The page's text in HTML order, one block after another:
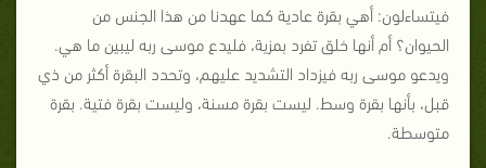
فيتساءلون: أهي بقرة عادية كما عهدنا من هذا الجنس من
الحيوان؟ أم أنها خلق تفرد بمزية، فليدع موسى ربه ليبين ما هي.
ويدعو موسى ربه فيزداد التشديد عليهم، وتحدد البقرة أكثر من ذي
قبل، بأنها بقرة وسط. ليست بقرة مسنة، وليست بقرة فتية. بقرة
متوسطة.